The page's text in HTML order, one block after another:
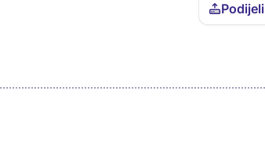
Podijeli